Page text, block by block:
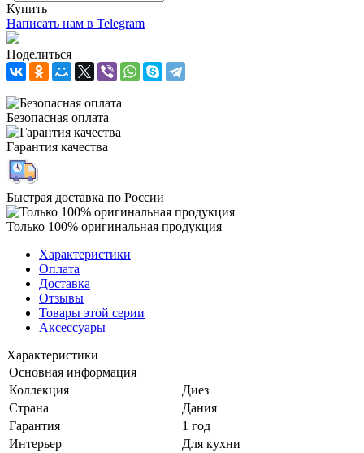
Купить
Написать нам в Telegram
Поделиться
Безопасная оплата
Гарантия качества
Быстрая доставка по России
Только 100% оригинальная продукция
Характеристики
Оплата
Доставка
Отзывы
Товары этой серии
Аксессуары
Характеристики
Основная информация
Коллекция
Диез
Страна
Дания
Гарантия
1 год
Интерьер
Для кухни